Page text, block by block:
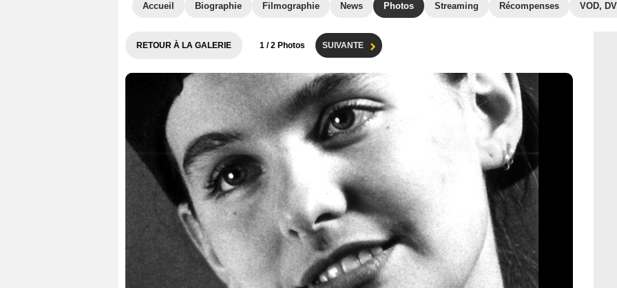
Accueil Biographie Filmographie News Photos Streaming Récompenses VOD,
RETOUR À LA GALERIE 1 / 2 Photos SUIVANTE